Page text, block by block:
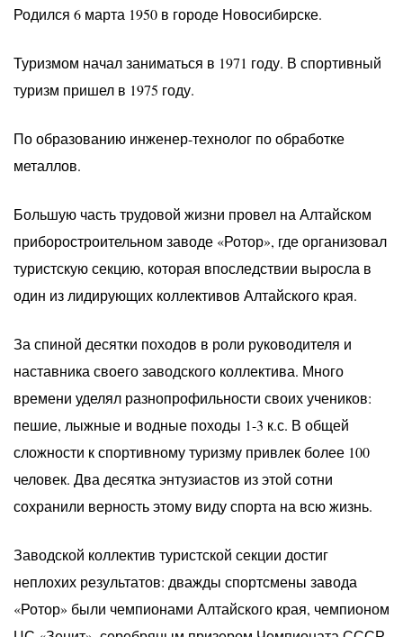
Родился 6 марта 1950 в городе Новосибирске.
Туризмом начал заниматься в 1971 году. В спортивный
туризм пришел в 1975 году.
По образованию инженер-технолог по обработке
металлов.
Большую часть трудовой жизни провел на Алтайском
приборостроительном заводе «Ротор», где организовал
туристскую секцию, которая впоследствии выросла в
один из лидирующих коллективов Алтайского края.
За спиной десятки походов в роли руководителя и
наставника своего заводского коллектива. Много
времени уделял разнопрофильности своих учеников:
пешие, лыжные и водные походы 1-3 к.с. В общей
сложности к спортивному туризму привлек более 100
человек. Два десятка энтузиастов из этой сотни
сохранили верность этому виду спорта на всю жизнь.
Заводской коллектив туристской секции достиг
неплохих результатов: дважды спортсмены завода
«Ротор» были чемпионами Алтайского края, чемпионом